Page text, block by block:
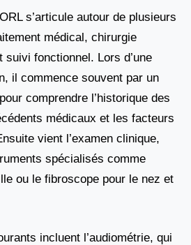
s’articule autour de plusieurs
médical, chirurgie
suivi fonctionnel. Lors d’une
il commence souvent par un
comprendre l’historique des
médicaux et les facteurs
vient l’examen clinique,
spécialisés comme
ou le fibroscope pour le nez et
incluent l’audiométrie, qui